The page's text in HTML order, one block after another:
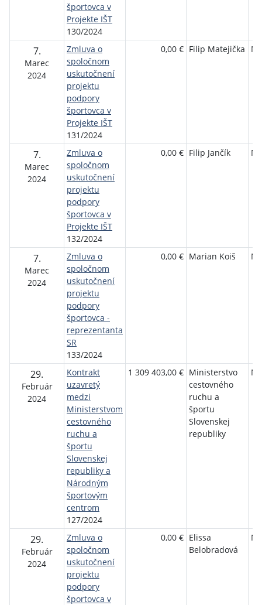
športovca v
Projekte IŠT
130/2024
7.
Marec
2024
Zmluva o
spoločnom
uskutočnení
projektu
podpory
športovca v
Projekte IŠT
131/2024
0,00 € Filip Matejička
7.
Marec
2024
Zmluva o
spoločnom
uskutočnení
projektu
podpory
športovca v
Projekte IŠT
132/2024
0,00 € Filip Jančík
7.
Marec
2024
Zmluva o
spoločnom
uskutočnení
projektu
podpory
športovca -
reprezentanta
SR
133/2024
0,00 € Marian Koiš
29.
Február
2024
Kontrakt
uzavretý
medzi
Ministerstvom
cestovného
ruchu a
športu
Slovenskej
republiky a
Národným
športovým
centrom
127/2024
1 309 403,00 € Ministerstvo
cestovného
ruchu a
športu
Slovenskej
republiky
29.
Február
2024
Zmluva o
spoločnom
uskutočnení
projektu
podpory
športovca v
0,00 € Elissa
Belobradová